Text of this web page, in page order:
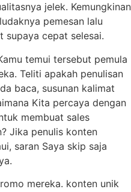
jelek. Kemungkinan
pemesan lalu
supaya cepat selesai.
temui tersebut pemula
Teliti apakah penulisan
baca, susunan kalimat
Kita percaya dengan
membuat sales
Jika penulis konten
saran Saya skip saja
mereka. konten unik